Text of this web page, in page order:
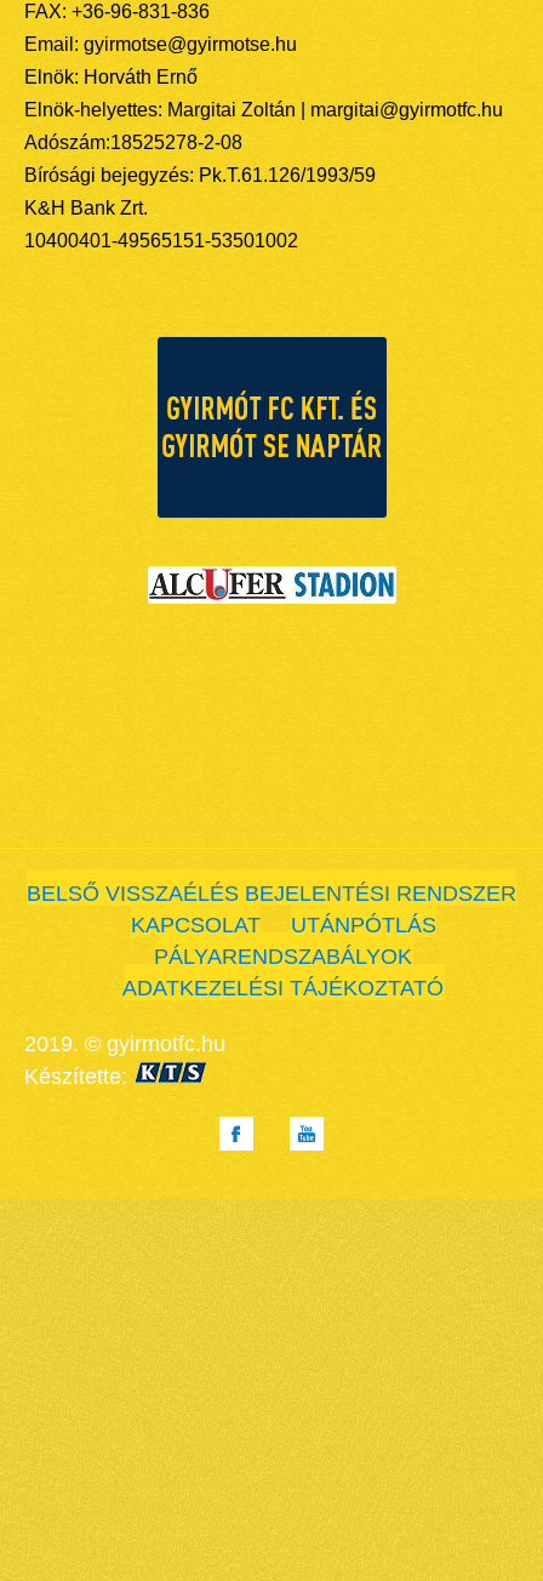
FAX: +36-96-831-836
Email: gyirmotse@gyirmotse.hu
Elnök: Horváth Ernő
Elnök-helyettes: Margitai Zoltán | margitai@gyirmotfc.hu
Adószám:18525278-2-08
Bírósági bejegyzés: Pk.T.61.126/1993/59
K&H Bank Zrt.
10400401-49565151-53501002
BELSŐ VISSZAÉLÉS BEJELENTÉSI RENDSZER
KAPCSOLAT
UTÁNPÓTLÁS
PÁLYARENDSZABÁLYOK
ADATKEZELÉSI TÁJÉKOZTATÓ
2019. © gyirmotfc.hu
Készítette: